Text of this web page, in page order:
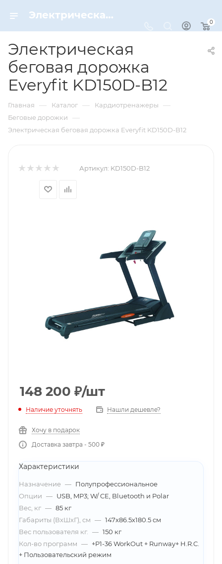
Электрическая беговая дорожка Everyfit KD150D-B12 – купить по цене 148200 руб. в интернет-магазине Dynamic-Sport
0
Электрическая
беговая дорожка
Everyfit KD150D-B12
Главная — Каталог — Кардиотренажеры —
Беговые дорожки —
Электрическая беговая дорожка Everyfit KD150D-B12
Артикул: KD150D-B12
148 200 ₽/шт
Наличие уточнять Нашли дешевле?
Хочу в подарок
Доставка завтра - 500 ₽
Характеристики
Назначение — Полупрофессиональное
Опции — USB, MP3; W/ CE, Bluetooth и Polar
Вес, кг — 85 кг
Габариты (ВхШхГ), см — 147х86.5х180.5 см
Вес пользователя кг.
— 150 кг
Кол-во программ — +P1-36 WorkOut + Runway+ H.R.C.
+ Пользовательский режим